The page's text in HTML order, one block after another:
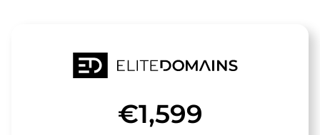
€1,599